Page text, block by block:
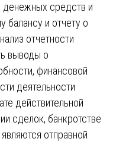
денежных средств и
балансу и отчету о
отчетности
выводы о
финансовой
деятельности
действительной
сделок, банкротстве
отправной